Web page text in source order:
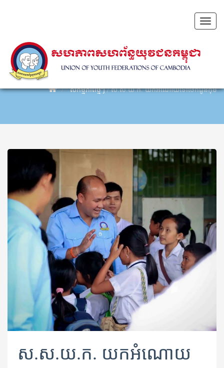
Toggle
សកម្មភាពថ្មីៗ /ស.ស.យ.ក. យកអំណោយទៅចែកជូនកុមារប្រម
ស.ស.យ.ក. យកអំណោយ